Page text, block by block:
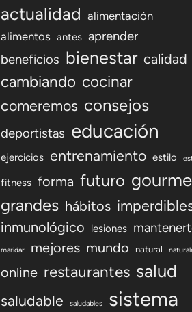
actualidad alimentación
alimentos antes aprender
beneficios bienestar calidad
cambiando cocinar
comeremos consejos
deportistas educación
ejercicios entrenamiento estilo
fitness forma futuro
grandes hábitos
inmunológico lesiones
maridar mejores mundo natural
online restaurantes salud
saludable saludables sistema